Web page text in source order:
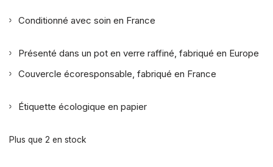
Conditionné avec soin en France
Présenté dans un pot en verre raffiné, fabriqué en Europe
Couvercle écoresponsable, fabriqué en France
Étiquette écologique en papier
Plus que 2 en stock